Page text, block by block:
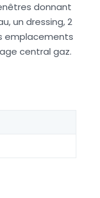
donnant
un dressing, 2
emplacements
central gaz.